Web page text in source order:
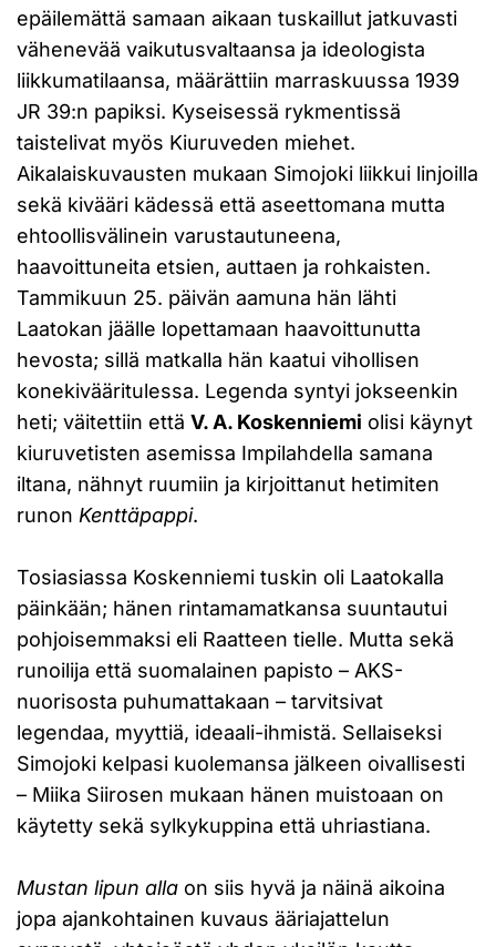
epäilemättä samaan aikaan tuskaillut jatkuvasti
vähenevää vaikutusvaltaansa ja ideologista
liikkumatilaansa, määrättiin marraskuussa 1939
JR 39:n papiksi. Kyseisessä rykmentissä
taistelivat myös Kiuruveden miehet.
Aikalaiskuvausten mukaan Simojoki liikkui linjoilla
sekä kivääri kädessä että aseettomana mutta
ehtoollisvälinein varustautuneena,
haavoittuneita etsien, auttaen ja rohkaisten.
Tammikuun 25. päivän aamuna hän lähti
Laatokan jäälle lopettamaan haavoittunutta
hevosta; sillä matkalla hän kaatui vihollisen
konekivääritulessa. Legenda syntyi jokseenkin
heti; väitettiin että V. A. Koskenniemi olisi käynyt
kiuruvetisten asemissa Impilahdella samana
iltana, nähnyt ruumiin ja kirjoittanut hetimiten
runon Kenttäpappi.
Tosiasiassa Koskenniemi tuskin oli Laatokalla
päinkään; hänen rintamamatkansa suuntautui
pohjoisemmaksi eli Raatteen tielle. Mutta sekä
runoilija että suomalainen papisto – AKS-
nuorisosta puhumattakaan – tarvitsivat
legendaa, myyttiä, ideaali-ihmistä. Sellaiseksi
Simojoki kelpasi kuolemansa jälkeen oivallisesti
– Miika Siirosen mukaan hänen muistoaan on
käytetty sekä sylkykuppina että uhriastiana.
Mustan lipun alla on siis hyvä ja näinä aikoina
jopa ajankohtainen kuvaus ääriajattelun